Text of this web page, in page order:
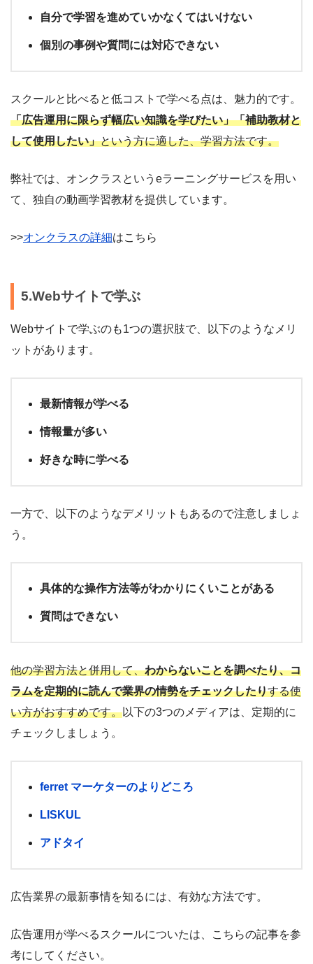
自分で学習を進めていかなくてはいけない
個別の事例や質問には対応できない
スクールと比べると低コストで学べる点は、魅力的です。
「広告運用に限らず幅広い知識を学びたい」「補助教材と
して使用したい」という方に適した、学習方法です。
弊社では、オンクラスというeラーニングサービスを用い
て、独自の動画学習教材を提供しています。
>>オンクラスの詳細はこちら
5.Webサイトで学ぶ
Webサイトで学ぶのも1つの選択肢で、以下のようなメリ
ットがあります。
最新情報が学べる
情報量が多い
好きな時に学べる
一方で、以下のようなデメリットもあるので注意しましょ
う。
具体的な操作方法等がわかりにくいことがある
質問はできない
他の学習方法と併用して、わからないことを調べたり、コ
ラムを定期的に読んで業界の情勢をチェックしたりする使
い方がおすすめです。以下の3つのメディアは、定期的に
チェックしましょう。
ferret マーケターのよりどころ
LISKUL
アドタイ
広告業界の最新事情を知るには、有効な方法です。
広告運用が学べるスクールについたは、こちらの記事を参
考にしてください。